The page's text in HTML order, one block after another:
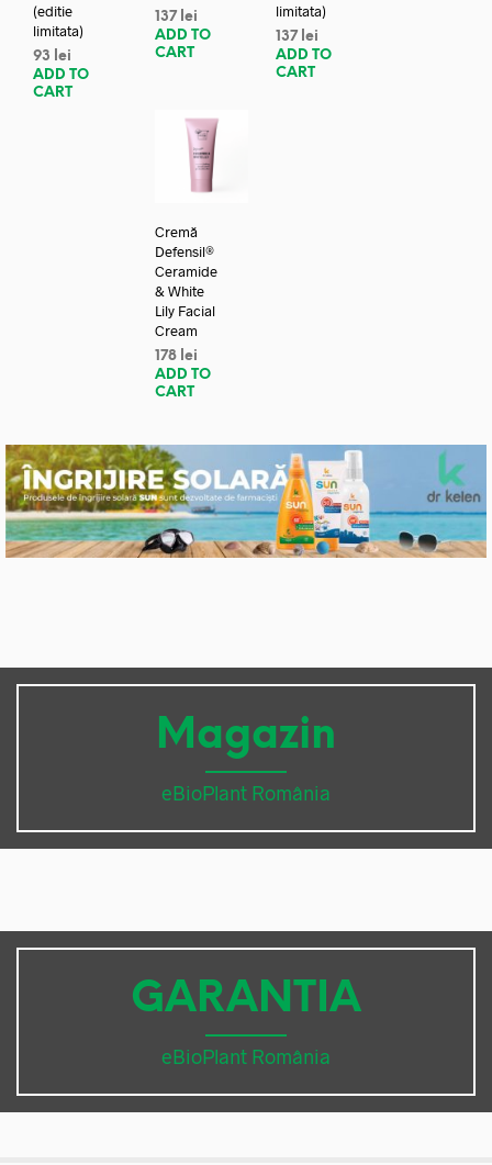
(editie
limitata)
93
lei
ADD TO
CART
137 lei
ADD TO
CART
limitata)
137 lei
ADD TO
CART
Cremă
Defensil®
Ceramide
& White
Lily Facial
Cream
178 lei
ADD TO
CART
Magazin
eBioPlant România
GARANTIA
eBioPlant România